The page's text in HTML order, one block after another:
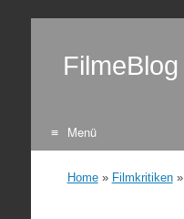
FilmeBlog
Menü
Home» Filmkritiken»